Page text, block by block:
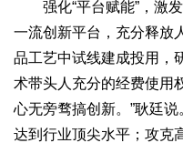
强化“平台赋能”，激发
一流创新平台，充分释放
品工艺中试线建成投用，
术带头人充分的经费使用
心无旁骛搞创新。”耿廷
达到行业顶尖水平；攻克